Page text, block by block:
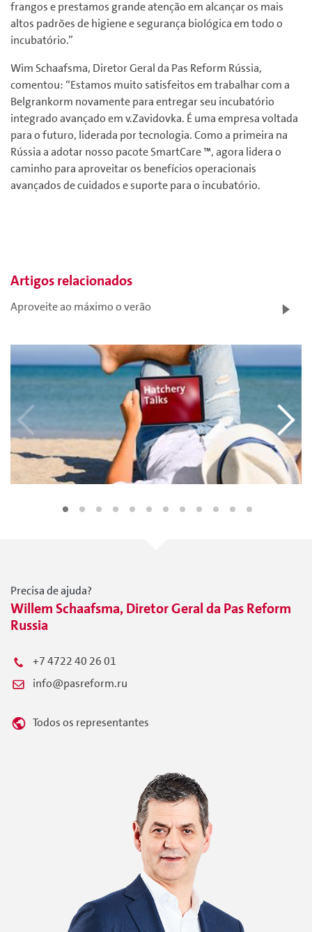
frangos e prestamos grande atenção em alcançar os mais
altos padrões de higiene e segurança biológica em todo o
incubatório.”
Wim Schaafsma, Diretor Geral da Pas Reform Rússia,
comentou: “Estamos muito satisfeitos em trabalhar com a
Belgrankorm novamente para entregar seu incubatório
integrado avançado em v.Zavidovka. É uma empresa voltada
para o futuro, liderada por tecnologia. Como a primeira na
Rússia a adotar nosso pacote SmartCare ™, agora lidera o
caminho para aproveitar os benefícios operacionais
avançados de cuidados e suporte para o incubatório.
Artigos relacionados
Aproveite ao máximo o verão
Precisa de ajuda?
Willem Schaafsma, Diretor Geral da Pas Reform
Russia
+7 4722 40 26 01
info@pasreform.ru
Todos os representantes